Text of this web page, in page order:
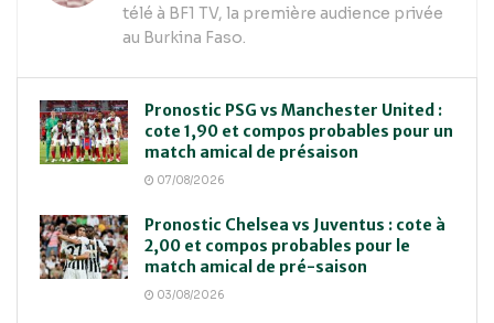
télé à BF1 TV, la première audience privée
au Burkina Faso.
Pronostic PSG vs Manchester United :
cote 1,90 et compos probables pour un
match amical de présaison
07/08/2026
Pronostic Chelsea vs Juventus : cote à
2,00 et compos probables pour le
match amical de pré-saison
03/08/2026